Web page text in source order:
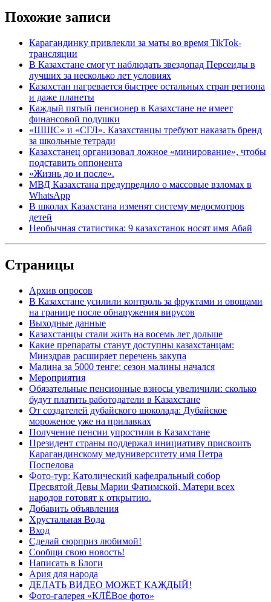
Похожие записи
Карагандинку привлекли за маты во время TikTok-
трансляции
В Казахстане смогут наблюдать звездопад Персеиды в
лучших за несколько лет условиях
Казахстан нагревается быстрее остальных стран региона
и даже планеты
Каждый пятый пенсионер в Казахстане не имеет
финансовой подушки
«ШШС» и «СГЛ». Казахстанцы требуют наказать бренд
за школьные тетради
Казахстанец организовал ложное «минирование», чтобы
подставить оппонента
«Жизнь до и после».
МВД Казахстана предупредило о массовые взломах в
WhatsApp
В школах Казахстана изменят систему медосмотров
детей
Необычная статистика: 9 казахстанок носят имя Абай
Страницы
Архив опросов
В Казахстане усилили контроль за фруктами и овощами
на границе после обнаружения вирусов
Выходные данные
Казахстанцы стали жить на восемь лет дольше
Какие препараты станут доступны казахстанцам:
Минздрав расширяет перечень закупа
Малина за 5000 тенге: сезон малины начался
Мероприятия
Обязательные пенсионные взносы увеличили: сколько
будут платить работодатели в Казахстане
От создателей дубайского шоколада: Дубайское
мороженое уже на прилавках
Получение пенсии упростили в Казахстане
Президент страны поддержал инициативу присвоить
Карагандинскому медуниверситету имя Петра
Поспелова
Фото-тур: Католический кафедральный собор
Пресвятой Девы Марии Фатимской, Матери всех
народов готовят к открытию.
Добавить объявления
Хрустальная Вода
Вход
Сделай сюрприз любимой!
Сообщи свою новость!
Написать в Блоги
Ария для народа
ДЕЛАТЬ ВИДЕО МОЖЕТ КАЖДЫЙ!
Фото-галерея «КЛЁВое фото»